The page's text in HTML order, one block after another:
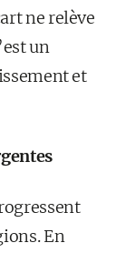
ne relève
un
et
En